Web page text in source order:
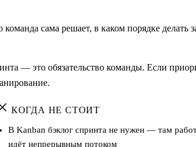
сама решает, в каком порядке делать
— это обязательство команды. Если
КОГДА НЕ СТОИТ
В Kanban бэклог спринта не нужен — там
идёт непрерывным потоком